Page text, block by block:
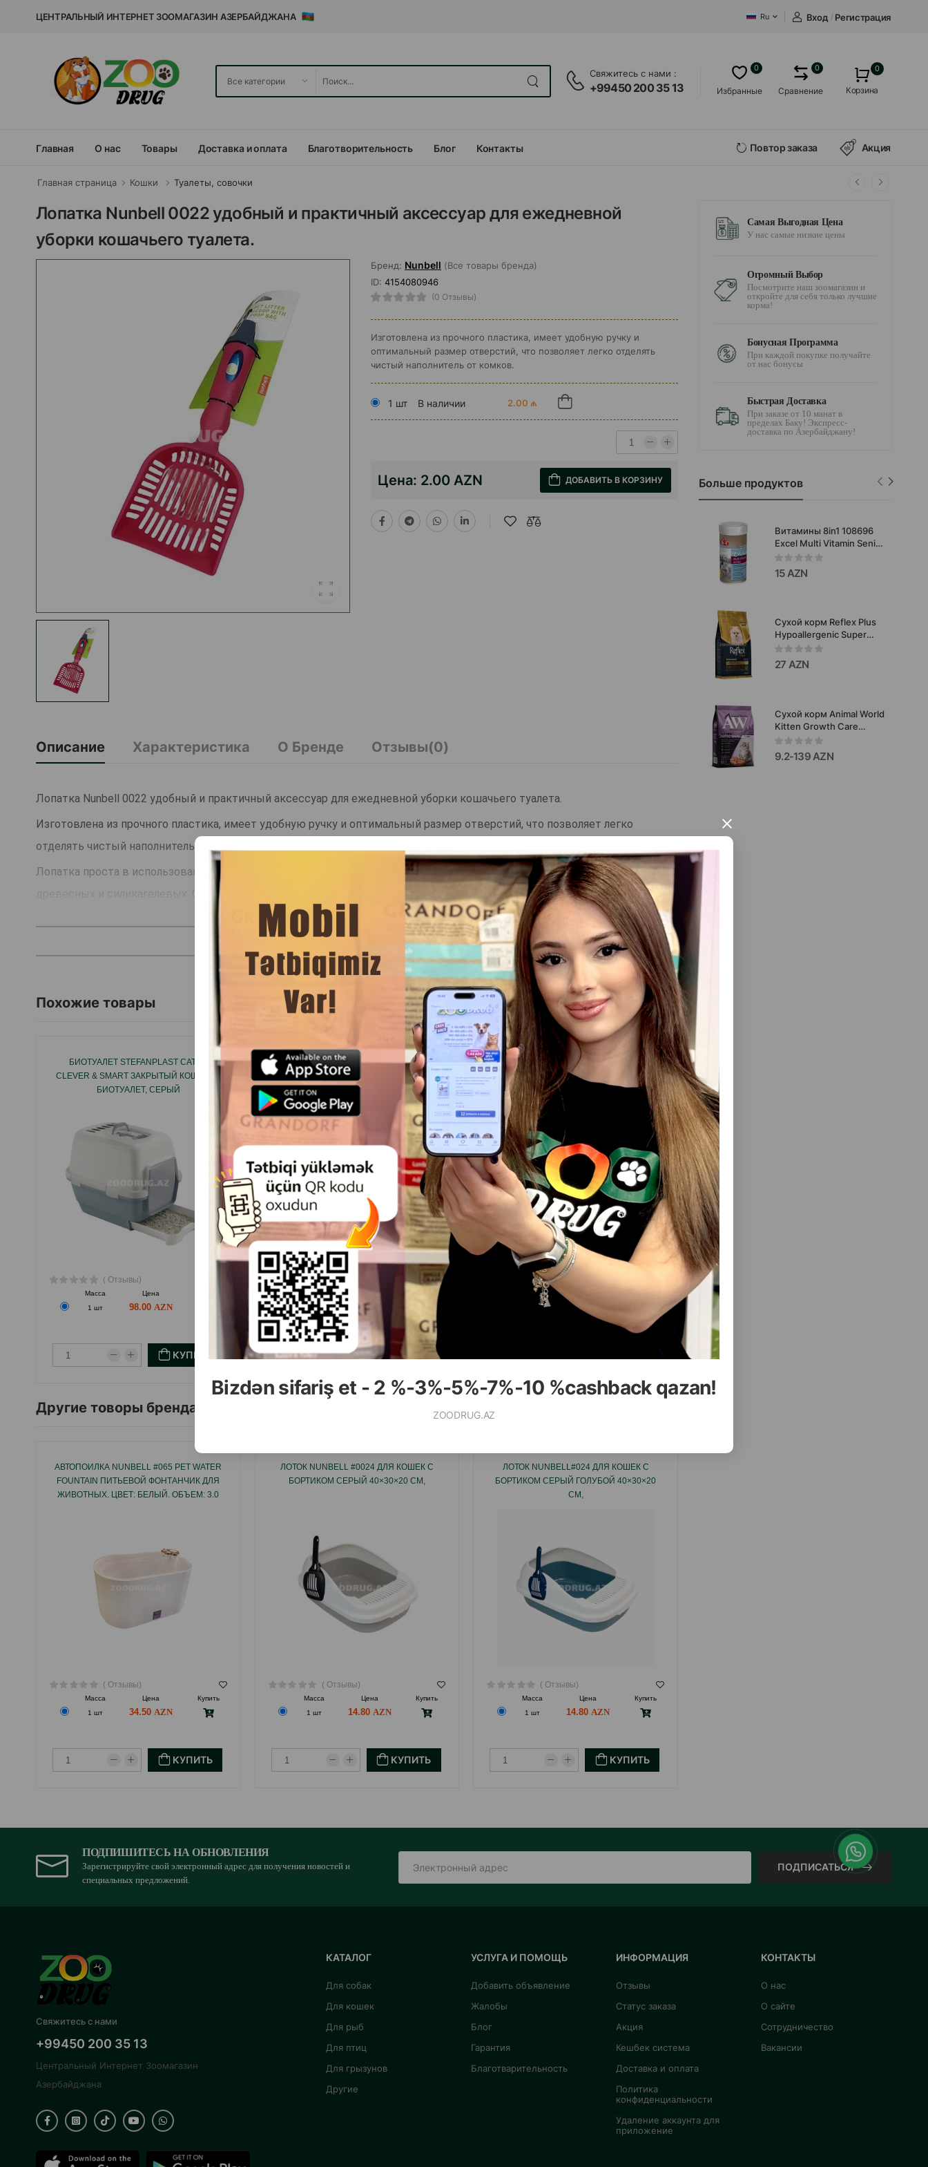
Bizdən sifariş et - 2 %-3%-5%-7%-10 %cashback qazan!
ZOODRUG.AZ
×
ЦЕНТРАЛЬНЫЙ ИНТЕРНЕТ ЗООМАГАЗИН АЗЕРБАЙДЖАНА Ru Вход / Регистрация
Свяжитесь с нами :
+99450 200 35 13 Избранные
0
Сравнение
0 0
Корзина
Главная О нас Товары Доставка и оплата Благотворительность Блог Контакты Повтор заказа Акция
Главная страница Кошки Туалеты, совочки
Лопатка Nunbell 0022 удобный и практичный аксессуар для ежедневной
уборки кошачьего туалета.
Бренд: Nunbell (Все товары бренда)
ID: 4154080946
(0 Отзывы)
Изготовлена из прочного пластика, имеет удобную ручку и
оптимальный размер отверстий, что позволяет легко отделять
чистый наполнитель от комков.
1 шт В наличии 2.00 ₼
Цена: 2.00 AZN ДОБАВИТЬ В КОРЗИНУ
Описание Характеристика О Бренде Отзывы(0)
Лопатка Nunbell 0022 удобный и практичный аксессуар для ежедневной уборки кошачьего туалета.
Изготовлена из прочного пластика, имеет удобную ручку и оптимальный размер отверстий, что позволяет легко
отделять чистый наполнитель от комков.
Лопатка проста в использовании, не деформируется и подходит для всех типов наполнителей — комкующихся,
древесных и силикагелевых. Отличное решение для поддержания чистоты и гигиены в лотке вашего питомца.
ЧИТАТЬ ДАЛЬШЕ
Похожие товары Смотреть Все
БИОТУАЛЕТ STEFANPLAST CATHY
CLEVER & SMART ЗАКРЫТЫЙ КОШАЧИЙ
БИОТУАЛЕТ, СЕРЫЙ
( Отзывы)
Масса Цена
1 шт
98.00
КУПИТЬ
БИОТУАЛЕТ SAVIC NESTOR ЗАКРЫТЫЙ
КОШАЧИЙ ТУАЛЕТ - 56X39X38,5 СМ
( Отзывы)
Масса Цена
Купить
1 шт
54.00
КУПИТЬ
ПАКЕТЫ ДЛЯ МУСОРА PETKIT ДЛЯ
PUROBOT MAX PRO
( Отзывы)
Масса
Купить
1 шт
9.99
БЕЛЫЙ РАЗМЕР:40×40×56 СМ #40275
Другие товоры бренда
АВТОПОИЛКА NUNBELL #065 PET WATER
FOUNTAIN ПИТЬЕВОЙ ФОНТАНЧИК ДЛЯ
ЖИВОТНЫХ. ЦВЕТ: БЕЛЫЙ. ОБЪЕМ: 3.0
( Отзывы)
Масса Цена
Купить
1 шт
34.50
КУПИТЬ
ЛОТОК NUNBELL #0024 ДЛЯ КОШЕК С
БОРТИКОМ СЕРЫЙ 40×30×20 СМ,
( Отзывы)
Масса Цена
Купить
1 шт
14.80
КУПИТЬ
ЛОТОК NUNBELL#024 ДЛЯ КОШЕК С
БОРТИКОМ СЕРЫЙ ГОЛУБОЙ 40×30×20
СМ,
( Отзывы)
Масса Цена
Купить
1 шт
14.80
КУПИТЬ
Самая Выгодная Цена
У нас самые низкие цены
Огромный Выбор
Посмотрите наш зоомагазин и
откройте для себя только лучшие
корма!
Бонусная Программа
При каждой покупке получайте
от нас бонусы
Быстрая Доставка
При заказе от 10 манат в
пределах Баку! Экспресс-
доставка по Азербайджану!
Больше продуктов
Витамины 8in1 108696
Excel Multi Vitamin Senior
- комплексная формула,
созданная специально
для пожилых собак
15 AZN
Сухой корм Reflex Plus
Hypoallergenic Super
Premium Pomeranian
Puppy полноценный
сбалансированный для
курицы 1.5 кг.
27 AZN
Сухой корм Animal World
Kitten Growth Care
Chicken & Fish & Shrimp -
для котят, для
здорового роста и
9.2-139 AZN
ПОДПИШИТЕСЬ НА ОБНОВЛЕНИЯ
Зарегистрируйте свой электронный адрес для получения новостей и
специальных предложений.
ПОДПИСАТЬСЯ
Свяжитесь с нами
+99450 200 35 13
Центральный Интернет Зоомагазин
Азербайджана
КАТАЛОГ
Для собак
Для кошек
Для рыб
Для птиц
Для грызунов
Другие
УСЛУГА И ПОМОЩЬ
Добавить объявление
Жалобы
Блог
Гарантия
Благотварительность
ИНФОРМАЦИЯ
Отзывы
Статус заказа
Акция
Кешбек система
Доставка и оплата
Политика
конфиденциальности
Удаление аккаунта для
приложение
КОНТАКТЫ
О нас
О сайте
Сотрудничество
Вакансии